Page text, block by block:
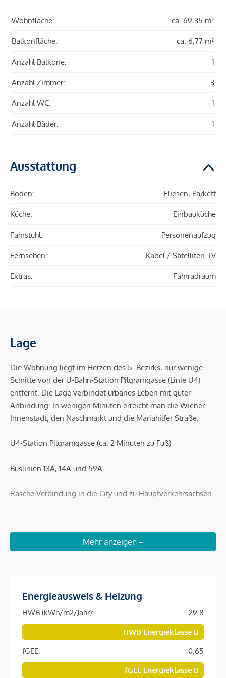
Wohnfläche: ca. 69,35 m²
Balkonfläche: ca. 6,77 m²
Anzahl Balkone: 1
Anzahl Zimmer: 3
Anzahl WC: 1
Anzahl Bäder: 1
Ausstattung
Boden: Fliesen, Parkett
Küche: Einbauküche
Fahrstuhl: Personenaufzug
Fernsehen: Kabel / Satelliten-TV
Extras: Fahrradraum
Lage
Die Wohnung liegt im Herzen des 5. Bezirks, nur wenige
Schritte von der U-Bahn-Station Pilgramgasse (Linie U4)
entfernt. Die Lage verbindet urbanes Leben mit guter
Anbindung: In wenigen Minuten erreicht man die Wiener
Innenstadt, den Naschmarkt und die Mariahilfer Straße.
U4-Station Pilgramgasse (ca. 2 Minuten zu Fuß)
Buslinien 13A, 14A und 59A
Rasche Verbindung in die City und zu Hauptverkehrsachsen
Beschreibung *
beträgt ca. 69,35 m², dazu ein Balkon mit ca. 6,77 m².
Das Raumprogramm:
- Großzügige Wohnküche (ca. 33,05 m²)
- ein Schlafzimmer (ca. 10,04 m²)
Mehr anzeigen +
Energieausweis & Heizung
HWB (kWh/m2/Jahr):
29.8
HWB Energieklasse B
fGEE:
0.65
fGEE Energieklasse B